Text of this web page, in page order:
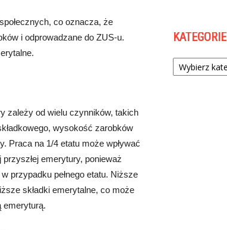
co oznacza, że
i odprowadzane do ZUS-u.
zależy od wielu czynników, takich
wysokość zarobków
Praca na 1/4 etatu może wpływać
emerytury, ponieważ
przypadku pełnego etatu. Niższe
składki emerytalne, co może
emeryturą.
KATEGORIE
Kategorie